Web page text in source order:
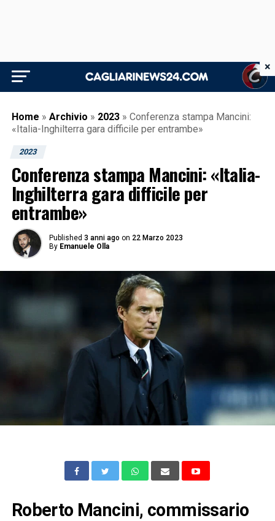
Home » Archivio » 2023 » Conferenza stampa Mancini:
«Italia-Inghilterra gara difficile per entrambe»
2023
Conferenza stampa Mancini: «Italia-
Inghilterra gara difficile per
entrambe»
Published 3 anni ago on 22 Marzo 2023
By Emanuele Olla
Roberto Mancini, commissario
×